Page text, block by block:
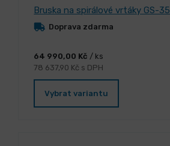
Bruska na spirálové vrtáky GS-35
Doprava zdarma
64 990,00 Kč / ks
78 637,90 Kč s DPH
Vybrat variantu